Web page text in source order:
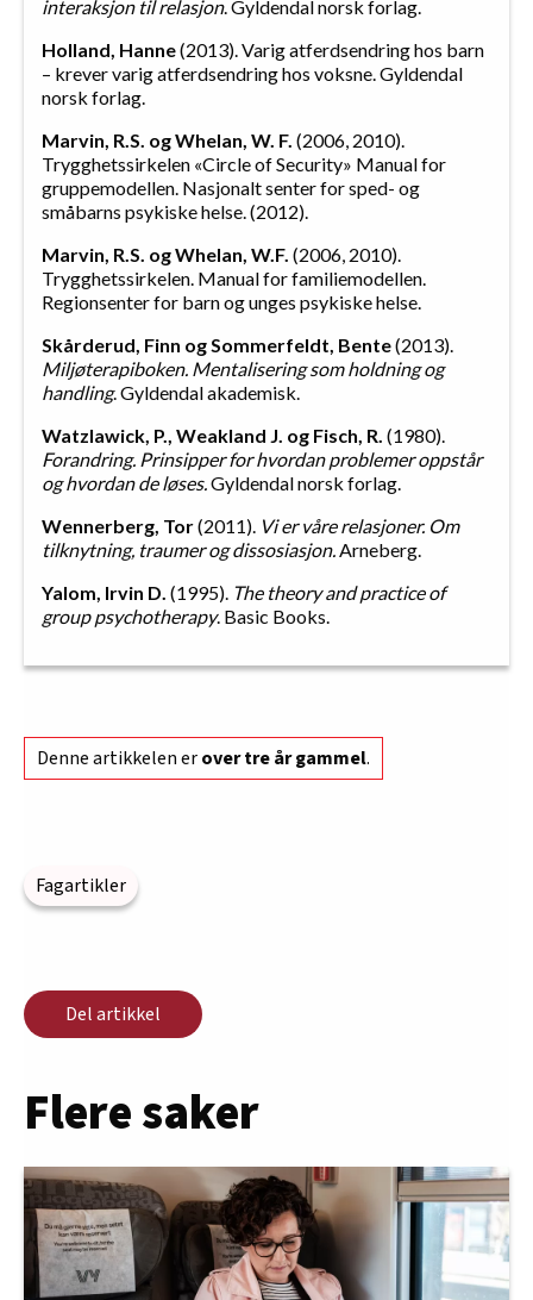
interaksjon til relasjon. Gyldendal norsk forlag.
Holland, Hanne(2013). Varig atferdsendring hos barn
– krever varig atferdsendring hos voksne. Gyldendal
norsk forlag.
Marvin, R.S. og Whelan, W. F. (2006, 2010).
Trygghetssirkelen «Circle of Security» Manual for
gruppemodellen. Nasjonalt senter for sped- og
småbarns psykiske helse. (2012).
Marvin, R.S. og Whelan, W.F. (2006, 2010).
Trygghetssirkelen. Manual for familiemodellen.
Regionsenter for barn og unges psykiske helse.
Skårderud, Finn og Sommerfeldt, Bente(2013).
Miljøterapiboken. Mentalisering som holdning og
handling. Gyldendal akademisk.
Watzlawick, P., Weakland J. og Fisch, R. (1980).
Forandring. Prinsipper for hvordan problemer oppstår
og hvordan de løses.Gyldendal norsk forlag.
Wennerberg, Tor(2011). Vi er våre relasjoner. Om
tilknytning, traumer og dissosiasjon.Arneberg.
Yalom, Irvin D. (1995). The theory and practice of
group psychotherapy. Basic Books.
Denne artikkelen erover tre år gammel.
Fagartikler
Del artikkel
Flere saker